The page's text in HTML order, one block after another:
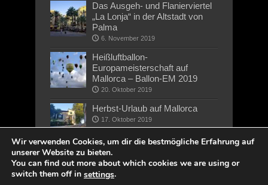
Das Ausgeh- und Flanierviertel
„La Lonja“ in der Altstadt von
Palma
6. November 2019
Heißluftballon-
Europameisterschaft auf
Mallorca – Ballon-EM 2019
20. Oktober 2019
Herbst-Urlaub auf Mallorca
17. Oktober 2019
Wir verwenden Cookies, um dir die bestmögliche Erfahrung auf
unserer Website zu bieten.
You can find out more about which cookies we are using or
switch them off in settings.